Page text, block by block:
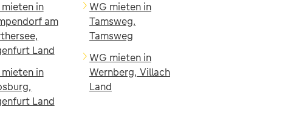
in
am
Land
in
Land
WG mieten in
Tamsweg,
Tamsweg
WG mieten in
Wernberg, Villach
Land